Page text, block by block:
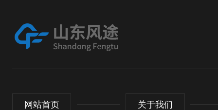
网站首页 关于我们